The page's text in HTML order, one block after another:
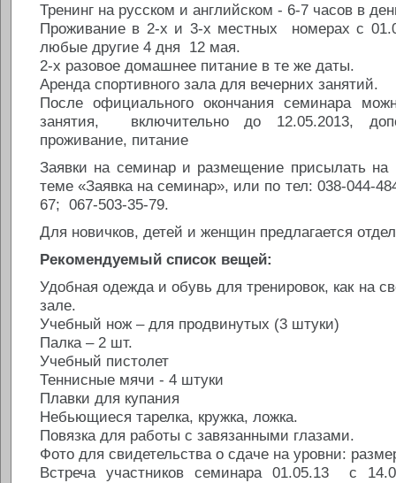
Тренинг на русском и английском - 6-7 часов в
Проживание в 2-х и 3-х местных номерах с
любые другие 4 дня 12 мая.
2-х разовое домашнее питание в те же даты.
Аренда спортивного зала для вечерних занятий.
После официального окончания семинара
занятия, включительно до 12.05.2013,
проживание, питание
Заявки на семинар и размещение присылать
теме «Заявка на семинар», или по тел: 038-044-
67; 067-503-35-79.
Для новичков, детей и женщин предлагается
Рекомендуемый список вещей:
Удобная одежда и обувь для тренировок, как на
зале.
Учебный нож – для продвинутых (3 штуки)
Палка – 2 шт.
Учебный пистолет
Теннисные мячи - 4 штуки
Плавки для купания
Небьющиеся тарелка, кружка, ложка.
Повязка для работы с завязанными глазами.
Фото для свидетельства о сдаче на уровни:
Встреча участников семинара 01.05.13 с